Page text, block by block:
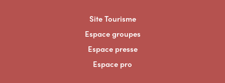
Site Tourisme
Espace groupes
Espace presse
Espace pro